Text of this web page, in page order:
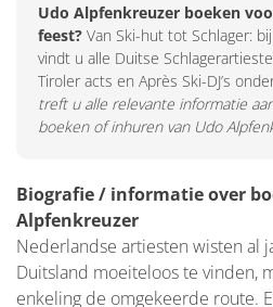
Udo Alpfenkreuzer boeken
feest? Van Ski-hut tot Schlager:
vindt u alle Duitse
Tiroler acts en Après Ski-DJ’s
treft u alle relevante informatie
boeken of inhuren van Udo
Biografie / informatie over
Alpfenkreuzer
Nederlandse artiesten wisten al
Duitsland moeiteloos te vinden,
enkeling de omgekeerde route.